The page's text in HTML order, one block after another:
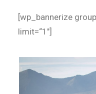
[wp_bannerize
limit=“1″]